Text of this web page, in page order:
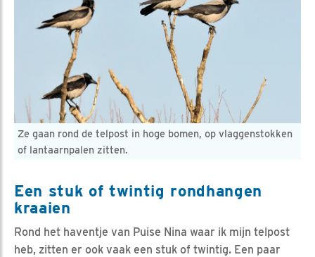
Ze gaan rond de telpost in hoge bomen, op vlaggenstokken
of lantaarnpalen zitten.
Een stuk of twintig rondhangen
kraaien
Rond het haventje van Puise Nina waar ik mijn telpost
heb, zitten er ook vaak een stuk of twintig. Een paar